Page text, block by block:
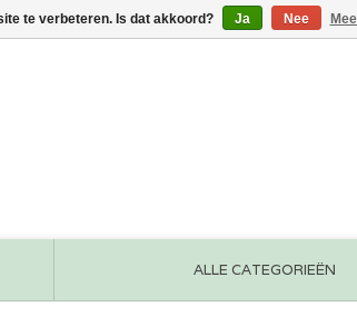
ALLE CATEGORIEËN
te verbeteren. Is dat akkoord? Ja Nee